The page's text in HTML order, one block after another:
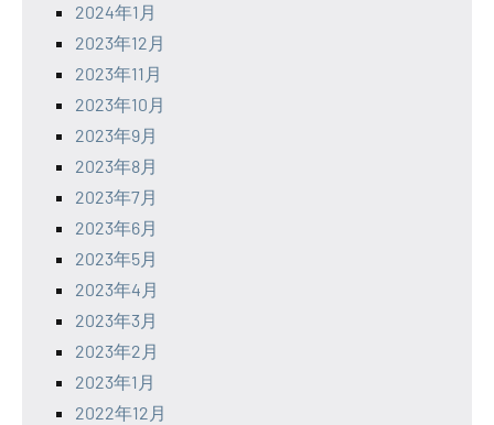
2024年1月
2023年12月
2023年11月
2023年10月
2023年9月
2023年8月
2023年7月
2023年6月
2023年5月
2023年4月
2023年3月
2023年2月
2023年1月
2022年12月